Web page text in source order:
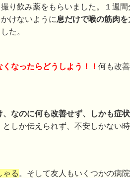
り飲み薬をもらいました。１週間
けないように息だけで喉の筋肉を
た。
くなったらどうしよう！！ 何も改
なのに何も改善せず、しかも症
しか伝えられず、不安しかない
ゃる 。そして友人もいくつかの病